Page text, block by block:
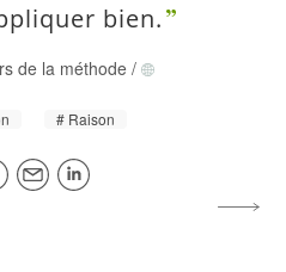
bien.
de la méthode /
Raison